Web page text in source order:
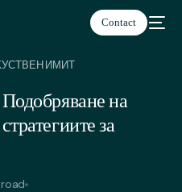
Contact
ИМИТ
на
за